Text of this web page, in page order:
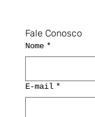
Fale Conosco
Nome *
E-mail *